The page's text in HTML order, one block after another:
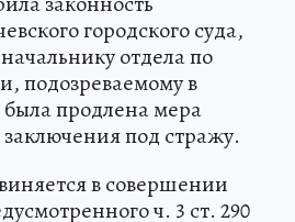
городского суда,
отдела по
подозреваемому в
продлена мера
под стражу.
в совершении
ч. 3 ст. 290